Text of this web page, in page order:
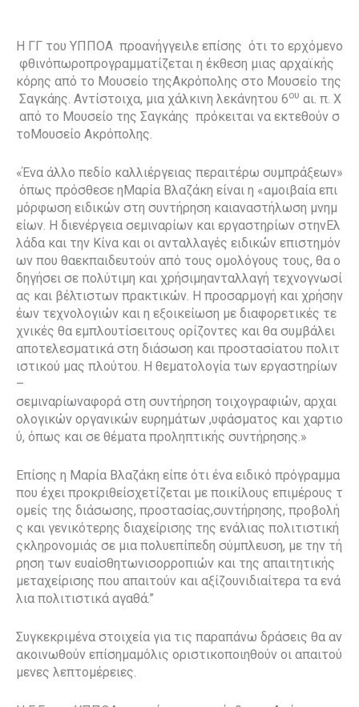
Η ΓΓ του ΥΠΠΟΑ προανήγγειλε επίσης ότι το ερχόμενο
φθινόπωροπρογραμματίζεται η έκθεση μιας αρχαϊκής
κόρης από το Μουσείο τηςΑκρόπολης στο Μουσείο της
Σαγκάης. Αντίστοιχα, μια χάλκινη λεκάνητου 6ου αι. π. Χ
από το Μουσείο της Σαγκάης πρόκειται να εκτεθούν σ
τοΜουσείο Ακρόπολης.
«Ένα άλλο πεδίο καλλιέργειας περαιτέρω συμπράξεων»
όπως πρόσθεσε ηΜαρία Βλαζάκη είναι η «αμοιβαία επι
μόρφωση ειδικών στη συντήρηση καιαναστήλωση μνημ
είων. Η διενέργεια σεμιναρίων και εργαστηρίων στηνΕλ
λάδα και την Κίνα και οι ανταλλαγές ειδικών επιστημόν
ων που θαεκπαιδευτούν από τους ομολόγους τους, θα ο
δηγήσει σε πολύτιμη και χρήσιμηανταλλαγή τεχνογνωσί
ας και βέλτιστων πρακτικών. Η προσαρμογή και χρήσην
έων τεχνολογιών και η εξοικείωση με διαφορετικές τε
χνικές θα εμπλουτίσειτους ορίζοντες και θα συμβάλει
αποτελεσματικά στη διάσωση και προστασίατου πολιτ
ιστικού μας πλούτου. Η θεματολογία των εργαστηρίων
–
σεμιναρίωναφορά στη συντήρηση τοιχογραφιών, αρχαι
ολογικών οργανικών ευρημάτων ,υφάσματος και χαρτιο
ύ, όπως και σε θέματα προληπτικής συντήρησης.»
Επίσης η Μαρία Βλαζάκη είπε ότι ένα ειδικό πρόγραμμα
που έχει προκριθείσχετίζεται με ποικίλους επιμέρους τ
ομείς της διάσωσης, προστασίας,συντήρησης, προβολή
ς και γενικότερης διαχείρισης της ενάλιας πολιτιστική
ςκληρονομιάς σε μια πολυεπίπεδη σύμπλευση, με την τή
ρηση των ευαίσθητωνισορροπιών και της απαιτητικής
μεταχείρισης που απαιτούν και αξίζουνιδιαίτερα τα ενά
λια πολιτιστικά αγαθά.”
Συγκεκριμένα στοιχεία για τις παραπάνω δράσεις θα αν
ακοινωθούν επίσημαμόλις οριστικοποιηθούν οι απαιτού
μενες λεπτομέρειες.